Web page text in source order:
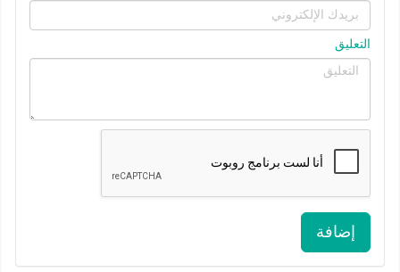
التعليق
إضافة